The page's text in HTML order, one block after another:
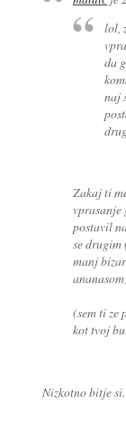
lol,
da
naj
Zakaj ti
vprasanje
postavil
se
manj
(sem ti ze
kot tvoj
Nizkotno bitje